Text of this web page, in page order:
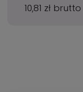
10,81 zł brutto